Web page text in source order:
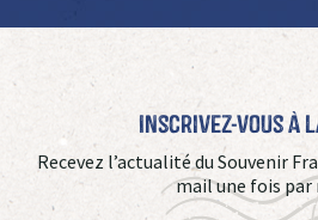
Inscrivez-vous à
Recevez l’actualité du Souvenir
mail une fois par